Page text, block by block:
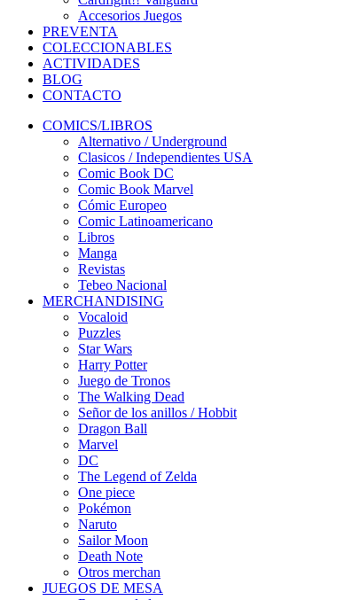
Accesorios Juegos
PREVENTA
COLECCIONABLES
ACTIVIDADES
BLOG
CONTACTO
COMICS/LIBROS
Alternativo / Underground
Clasicos / Independientes USA
Comic Book DC
Comic Book Marvel
Cómic Europeo
Comic Latinoamericano
Libros
Manga
Revistas
Tebeo Nacional
MERCHANDISING
Vocaloid
Puzzles
Star Wars
Harry Potter
Juego de Tronos
The Walking Dead
Señor de los anillos / Hobbit
Dragon Ball
Marvel
DC
The Legend of Zelda
One piece
Pokémon
Naruto
Sailor Moon
Death Note
Otros merchan
JUEGOS DE MESA